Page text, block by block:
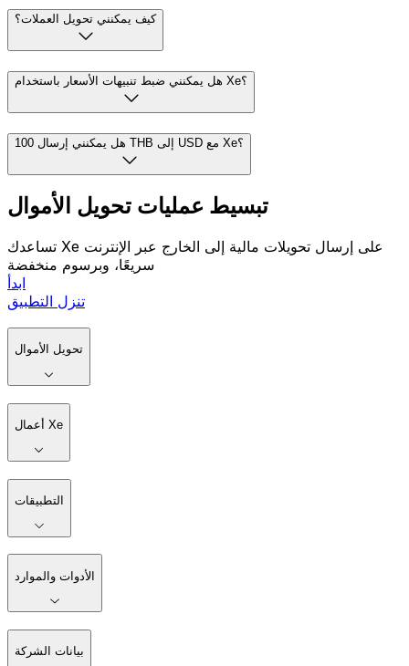
كيف يمكنني تحويل العملات؟
هل يمكنني ضبط تنبيهات الأسعار باستخدام Xe؟
هل يمكنني إرسال 100 THB إلى USD مع Xe؟
تبسيط عمليات تحويل الأموال
تساعدك Xe على إرسال تحويلات مالية إلى الخارج عبر الإنترنت
سريعًا، وبرسوم منخفضة
ابدأ
تنزل التطبيق
تحويل الأموال
أعمال Xe
التطبيقات
الأدوات والموارد
بيانات الشركة